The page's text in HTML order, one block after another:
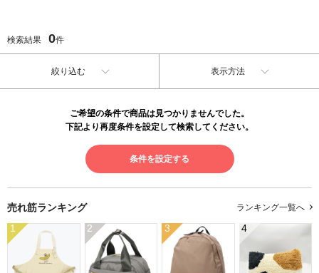
検索結果 0件
絞り込む 表示方法
ご希望の条件で商品は見つかりませんでした。
下記より再度条件を設定して検索してください。
条件を設定する
売れ筋ランキング ランキング一覧へ
1 2 3 4